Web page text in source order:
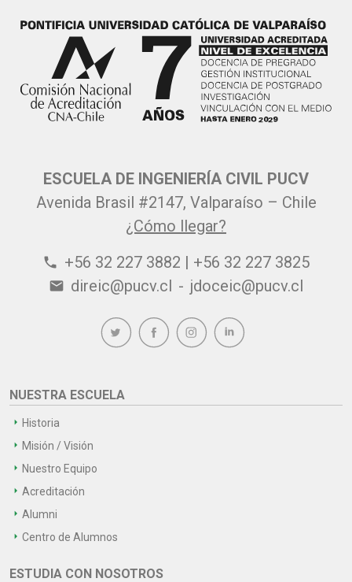
ESCUELA DE INGENIERÍA CIVIL PUCV
Avenida Brasil #2147, Valparaíso – Chile
¿Cómo llegar?
phone +56 32 227 3882 | +56 32 227 3825
email direic@pucv.cl - jdoceic@pucv.cl
NUESTRA ESCUELA
Historia
Misión / Visión
Nuestro Equipo
Acreditación
Alumni
Centro de Alumnos
ESTUDIA CON NOSOTROS